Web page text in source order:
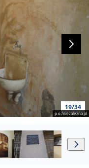
19/34
p.o./niezalezna.pl